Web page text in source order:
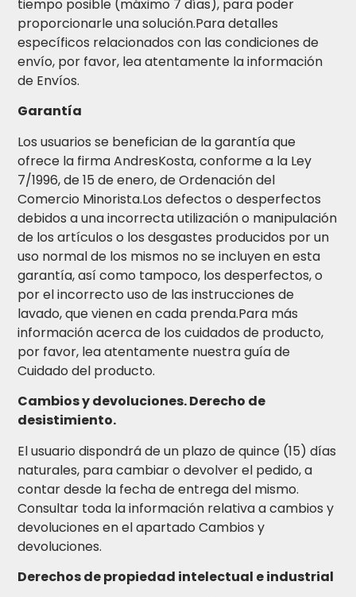
tiempo posible (máximo 7 días), para poder
proporcionarle una solución.Para detalles
específicos relacionados con las condiciones de
envío, por favor, lea atentamente la información
de Envíos.
Garantía
Los usuarios se benefician de la garantía que
ofrece la firma AndresKosta, conforme a la Ley
7/1996, de 15 de enero, de Ordenación del
Comercio Minorista.Los defectos o desperfectos
debidos a una incorrecta utilización o manipulación
de los artículos o los desgastes producidos por un
uso normal de los mismos no se incluyen en esta
garantía, así como tampoco, los desperfectos, o
por el incorrecto uso de las instrucciones de
lavado, que vienen en cada prenda.Para más
información acerca de los cuidados de producto,
por favor, lea atentamente nuestra guía de
Cuidado del producto.
Cambios y devoluciones. Derecho de
desistimiento.
El usuario dispondrá de un plazo de quince (15) días
naturales, para cambiar o devolver el pedido, a
contar desde la fecha de entrega del mismo.
Consultar toda la información relativa a cambios y
devoluciones en el apartado Cambios y
devoluciones.
Derechos de propiedad intelectual e industrial